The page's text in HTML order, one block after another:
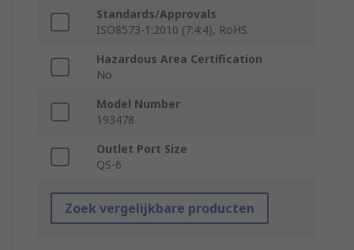
Standards/Approvals
ISO8573-1:2010 (7:4:4), RoHS
Hazardous Area Certification
No
Model Number
193478
Outlet Port Size
QS-6
Zoek vergelijkbare producten